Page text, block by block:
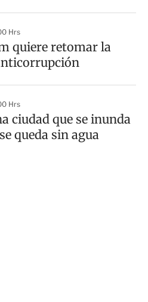
Hrs
quiere retomar la
Hrs
ciudad que se inunda
queda sin agua